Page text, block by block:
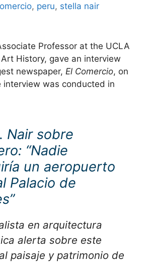
, peru, stella nair
Professor at the UCLA
History, gave an interview
newspaper, El Comercio, on
interview was conducted in
Nair sobre
“Nadie
un aeropuerto
Palacio de
en arquitectura
alerta sobre este
paisaje y patrimonio de